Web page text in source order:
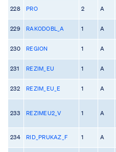
228 PRO 2 A
229 RAKODOBL_A 1 A
230 REGION 1 A
231 REZIM_EU 1 A
232 REZIM_EU_E 1 A
233 REZIMEU2_V 1 A
234 RID_PRUKAZ_F 1 A